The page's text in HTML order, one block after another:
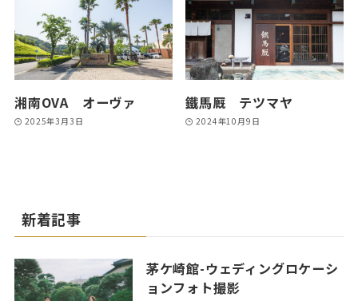
湘南OVA オーヴァ
2025年3月3日
鐵馬厩 テツマヤ
2024年10月9日
新着記事
茅ケ崎館-ウェディングロケーシ
ョンフォト撮影